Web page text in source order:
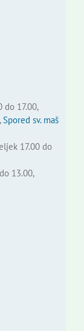
17.00,
Spored sv. maš
17.00 do
13.00,